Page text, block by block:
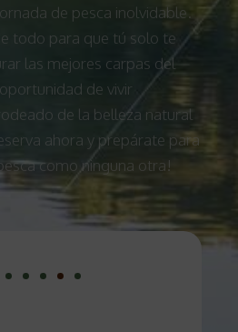
de pesca inolvidable.
todo para que tú solo te
las mejores carpas del
de vivir
de la belleza natural
ahora y prepárate para
como ninguna otra!